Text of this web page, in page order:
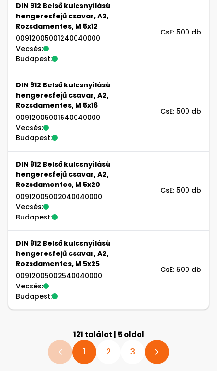
DIN 912 Belső kulcsnyílású
hengeresfejű csavar, A2,
Rozsdamentes, M 5x12
00912005001240040000
Vecsés:
Budapest:
CsE: 500 db
DIN 912 Belső kulcsnyílású
hengeresfejű csavar, A2,
Rozsdamentes, M 5x16
00912005001640040000
Vecsés:
Budapest:
CsE: 500 db
DIN 912 Belső kulcsnyílású
hengeresfejű csavar, A2,
Rozsdamentes, M 5x20
00912005002040040000
Vecsés:
Budapest:
CsE: 500 db
DIN 912 Belső kulcsnyílású
hengeresfejű csavar, A2,
Rozsdamentes, M 5x25
00912005002540040000
Vecsés:
Budapest:
CsE: 500 db
121 találat | 5 oldal
1 2 3